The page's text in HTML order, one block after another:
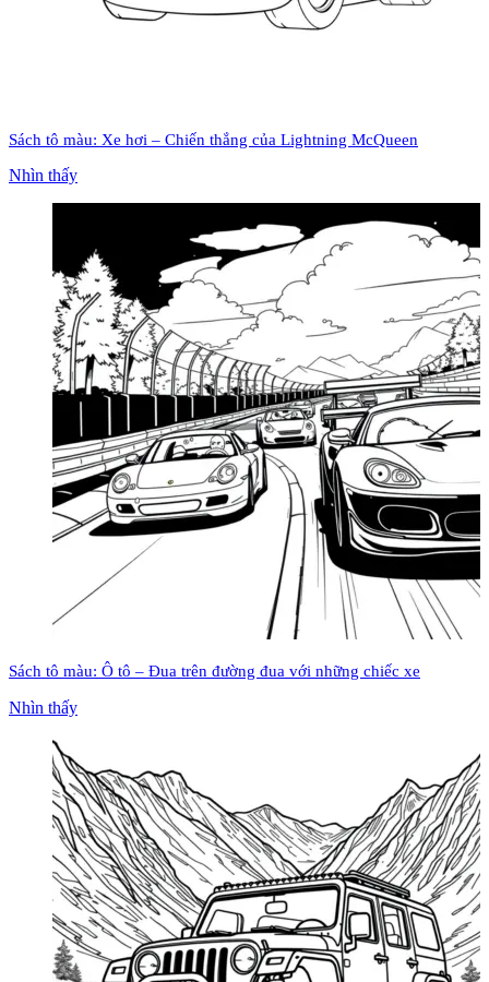
Sách tô màu: Xe hơi – Chiến thắng của Lightning McQueen
Nhìn thấy
Sách tô màu: Ô tô – Đua trên đường đua với những chiếc xe
Nhìn thấy